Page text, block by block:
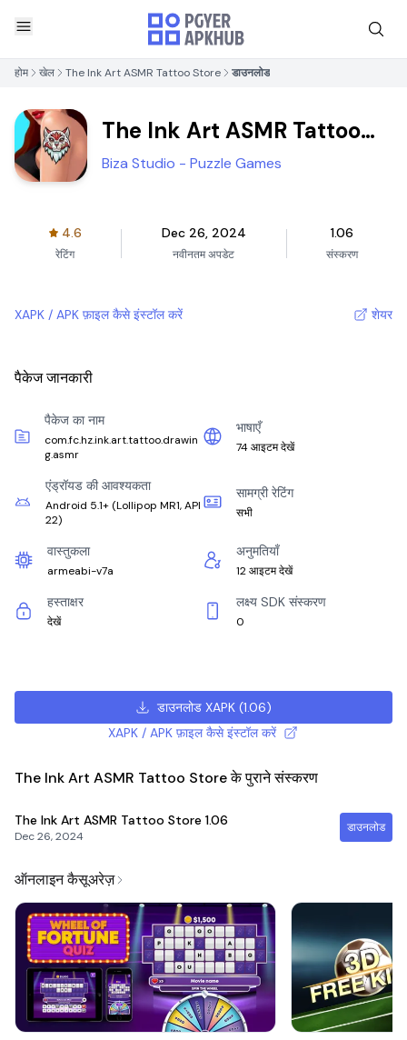
होम खेल The Ink Art ASMR Tattoo Store डाउनलोड
The Ink Art ASMR Tattoo
Store
Biza Studio - Puzzle Games
4.6
रेटिंग
Dec 26, 2024
नवीनतम अपडेट
1.06
संस्करण
XAPK / APK फ़ाइल कैसे इंस्टॉल करें शेयर
पैकेज जानकारी
पैकेज का नाम
com.fc.hz.ink.art.tattoo.drawin
g.asmr
भाषाएँ
74 आइटम देखें
एंड्रॉयड की आवश्यकता
Android 5.1+ (Lollipop MR1, API
22)
सामग्री रेटिंग
सभी
वास्तुकला
armeabi-v7a
अनुमतियाँ
12 आइटम देखें
हस्ताक्षर
देखें
लक्ष्य SDK संस्करण
0
डाउनलोड XAPK(1.06)
XAPK / APK फ़ाइल कैसे इंस्टॉल करें
The Ink Art ASMR Tattoo Store के पुराने संस्करण
The Ink Art ASMR Tattoo Store 1.06
Dec 26, 2024
डाउनलोड
ऑनलाइन कैसूअरेज़